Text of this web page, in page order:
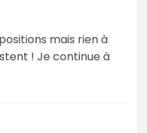
mais rien à
! Je continue à